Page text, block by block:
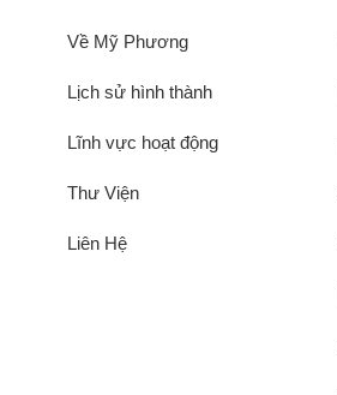
Về Mỹ Phương
Lịch sử hình thành
Lĩnh vực hoạt động
Thư Viện
Liên Hệ